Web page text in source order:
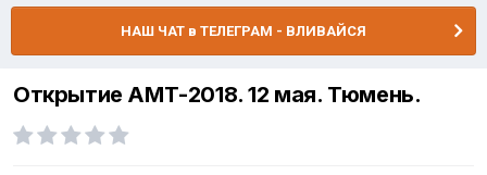
НАШ ЧАТ в ТЕЛЕГРАМ - ВЛИВАЙСЯ
Открытие АМТ-2018. 12 мая. Тюмень.